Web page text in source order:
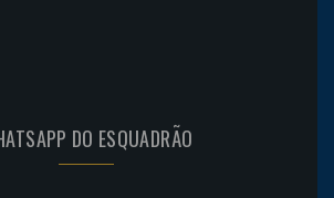
DO ESQUADRÃO